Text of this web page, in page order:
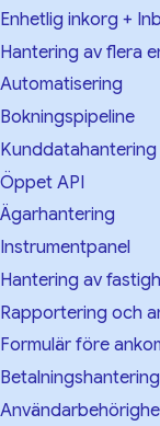
Enhetlig inkorg +
Hantering av flera
Automatisering
Bokningspipeline
Kunddatahantering
Öppet API
Ägarhantering
Instrumentpanel
Hantering av
Rapportering och
Formulär före
Betalningshantering